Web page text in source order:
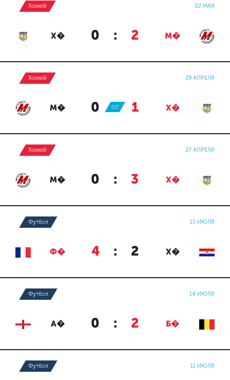
Хоккей 02 МАЯ
Х� 0 : 2 М�
Хоккей 29 АПРЕЛЯ
М� 0 : 1 Х�
ОТ
Хоккей 27 АПРЕЛЯ
М� 0 : 3 Х�
Футбол 15 ИЮЛЯ
Ф� 4 : 2 Х�
Футбол 14 ИЮЛЯ
А� 0 : 2 Б�
Футбол 11 ИЮЛЯ